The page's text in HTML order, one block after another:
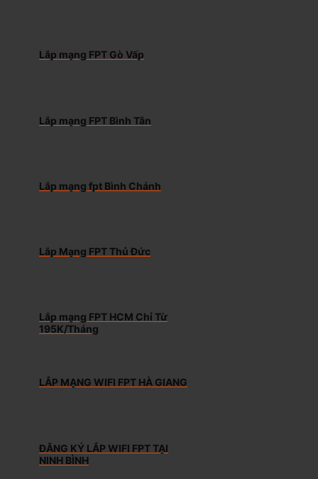
Lắp mạng FPT Gò Vấp
Lắp mạng FPT Bình Tân
Lắp mạng fpt Bình Chánh
Lắp Mạng FPT Thủ Đức
Lắp mạng FPT HCM Chỉ Từ
195K/Tháng
LẮP MẠNG WIFI FPT HÀ GIANG
ĐĂNG KÝ LẮP WIFI FPT TẠI
NINH BÌNH